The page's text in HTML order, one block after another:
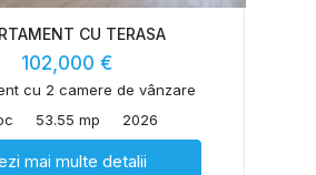
CU TERASA
102,000 €
cu 2 camere de vânzare
53.55 mp 2026
mai multe detalii